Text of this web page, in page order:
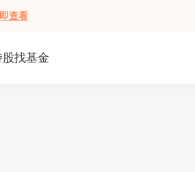
查看
股找基金